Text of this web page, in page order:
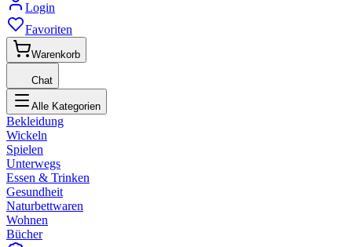
Login
Favoriten
Warenkorb
Chat
Alle Kategorien
Bekleidung
Wickeln
Spielen
Unterwegs
Essen & Trinken
Gesundheit
Naturbettwaren
Wohnen
Bücher